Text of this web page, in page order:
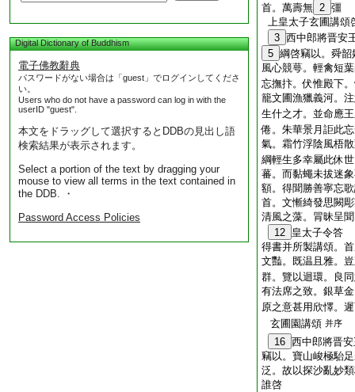
Digital Dictionary of Buddhism
電子佛教辭典
パスワードがない場合は「guest」でログインしてくださ
い。
Users who do not have a password can log in with the
userID "guest".
本文をドラッグして選択するとDDBの見出し語
検索結果が表示されます。
Select a portion of the text by dragging your
mouse to view all terms in the text contained in
the DDB. ・
Password Access Policies
首。萬壽無 2 彊
上皇太子玄圃講頌
3 西中郎將晋安
5 綱啓竊以。舜
風心競萼。輕禽短
忘撫抃。伏惟殿下
籠文圃漁獵義河。
生什之才。並命應
倦。朱華景月詎此
氣。霜竹浮陰風梧
綱輕生多幸屬此休
蕃。而黏蠅未拔迷
額。得聞勝善寧忘
首。文慚綺發思闕
清風之藻。冐昧呈
12 皇太子令答
得書并所製講頌。
文豔。既温且雅。
群。覽以迴環。良
有法席之致。銀草
原之意甚用欣懌。
玄圃園講頌 并序
16 西中郎將晋
竊以。寶山峻極駘
泛。故以探沙亂妙
誰啓